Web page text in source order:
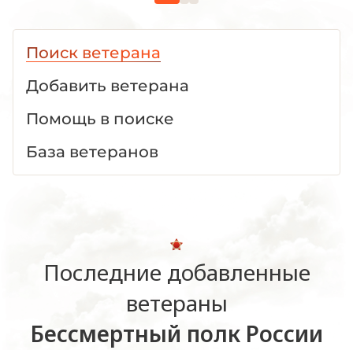
Поиск ветерана
Добавить ветерана
Помощь в поиске
База ветеранов
Последние добавленные
ветераны
Бессмертный полк России